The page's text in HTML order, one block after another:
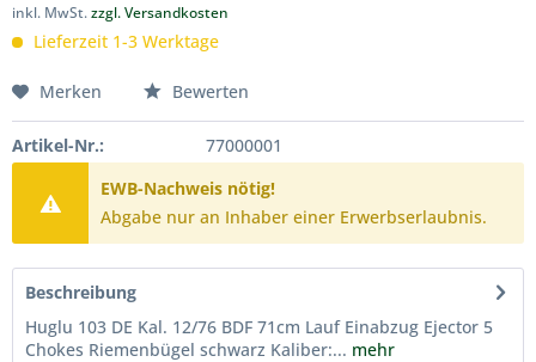
inkl. MwSt.zzgl. Versandkosten
Lieferzeit 1-3 Werktage
Merken Bewerten
Artikel-Nr.:
77000001
EWB-Nachweis nötig!
Abgabe nur an Inhaber einer Erwerbserlaubnis.
Beschreibung
Huglu 103 DE Kal. 12/76 BDF 71cm Lauf Einabzug Ejector 5
Chokes Riemenbügel schwarz Kaliber:... mehr